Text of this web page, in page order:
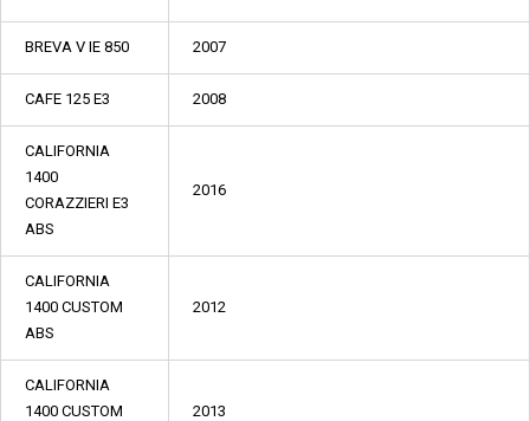
BREVA V IE 850 2007
CAFE 125 E3 2008
CALIFORNIA
1400
CORAZZIERI E3
ABS
2016
CALIFORNIA
1400 CUSTOM
ABS
2012
CALIFORNIA
1400 CUSTOM
2013